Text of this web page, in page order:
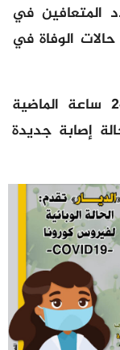
المتعافين في
حالات الوفاة في
يذكر أن الحصيلة الوطنية خلال 24 ساعة الماضية
زوالا) أشارت إلى 27 حالة إصابة جديدة